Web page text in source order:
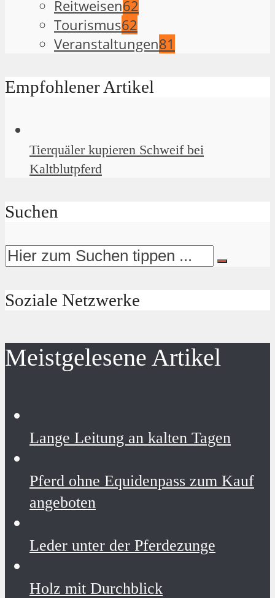
Reitweisen62
Tourismus62
Veranstaltungen81
Empfohlener Artikel
Tierquäler kupieren Schweif bei
Kaltblutpferd
Suchen
Soziale Netzwerke
Meistgelesene Artikel
Lange Leitung an kalten Tagen
Pferd ohne Equidenpass zum Kauf
angeboten
Leder unter der Pferdezunge
Holz mit Durchblick